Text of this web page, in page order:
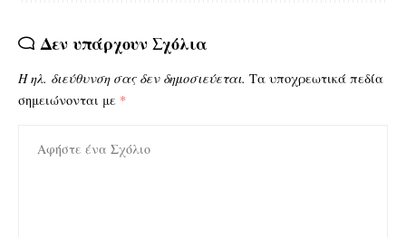
Δεν υπάρχουν Σχόλια
Η ηλ. διεύθυνση σας δεν δημοσιεύεται. Τα υποχρεωτικά πεδία
σημειώνονται με *